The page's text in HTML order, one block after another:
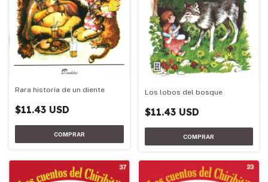
Rara historia de un diente
$11.43 USD
Los lobos del bosque
$11.43 USD